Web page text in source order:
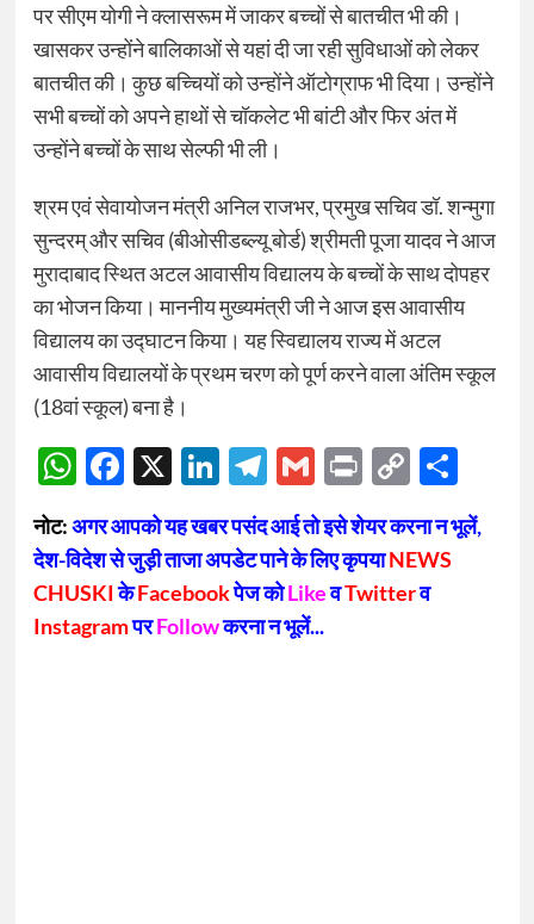
पर सीएम योगी ने क्लासरूम में जाकर बच्चों से बातचीत भी की।
खासकर उन्होंने बालिकाओं से यहां दी जा रही सुविधाओं को लेकर
बातचीत की। कुछ बच्चियों को उन्होंने ऑटोग्राफ भी दिया। उन्होंने
सभी बच्चों को अपने हाथों से चॉकलेट भी बांटी और फिर अंत में
उन्होंने बच्चों के साथ सेल्फी भी ली।
श्रम एवं सेवायोजन मंत्री अनिल राजभर, प्रमुख सचिव डॉ. शन्मुगा
सुन्दरम् और सचिव (बीओसीडब्ल्यू बोर्ड) श्रीमती पूजा यादव ने आज
मुरादाबाद स्थित अटल आवासीय विद्यालय के बच्चों के साथ दोपहर
का भोजन किया। माननीय मुख्यमंत्री जी ने आज इस आवासीय
विद्यालय का उद्घाटन किया। यह स्विद्यालय राज्य में अटल
आवासीय विद्यालयों के प्रथम चरण को पूर्ण करने वाला अंतिम स्कूल
(18वां स्कूल) बना है।
WhatsApp
Facebook
X LinkedIn
Telegram
Gmail
Print
Copy
Link
नोट:अगर आपको यह खबर पसंद आई तो इसे शेयर करना न भूलें,
देश-विदेश से जुड़ी ताजा अपडेट पाने के लिए कृपयाNEWS
CHUSKIकेFacebookपेज कोLikeवTwitterव
InstagramपरFollowकरना न भूलें...